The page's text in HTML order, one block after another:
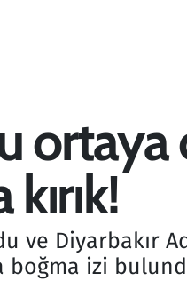
ve Diyarbakır
izi